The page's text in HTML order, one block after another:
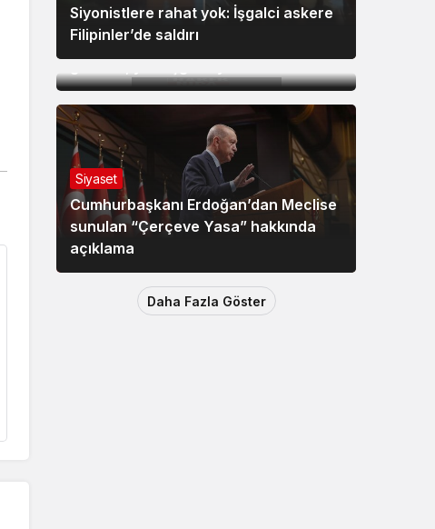
Siyonistlere rahat yok: İşgalci askere
Filipinler’de saldırı
Dünya
Lübnan’ın güneyinde iki işgalci
Siyaset
Cumhurbaşkanı Erdoğan’dan Meclise
sunulan “Çerçeve Yasa” hakkında
açıklama
Daha Fazla Göster